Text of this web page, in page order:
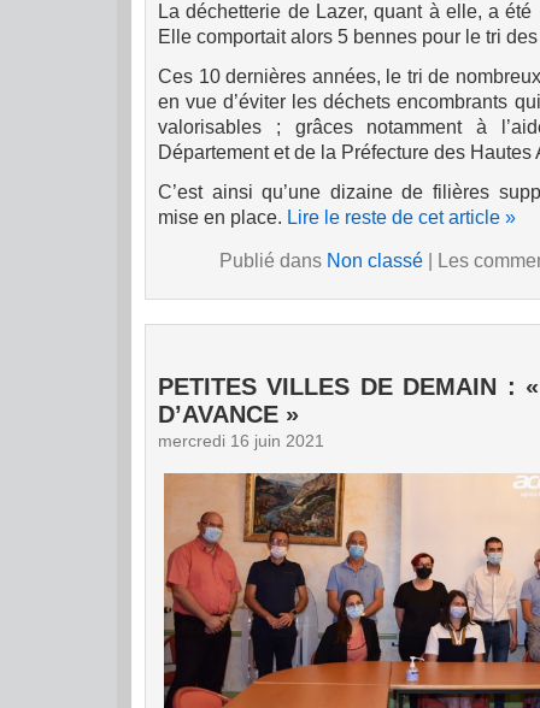
La déchetterie de Lazer, quant à elle, a
Elle comportait alors 5 bennes pour le tri
Ces 10 dernières années, le tri de
en vue d’éviter les déchets encombrants
valorisables ; grâces notamment à
Département et de la Préfecture des Hautes
C’est ainsi qu’une dizaine de filières
mise en place. Lire le reste de cet article »
Publié dans Non classé| Les
PETITES VILLES DE DEMAIN :
D’AVANCE »
mercredi 16 juin 2021